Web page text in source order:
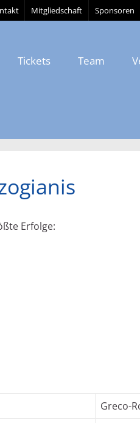
Mitgliedschaft Sponsoren
Tickets Team
Erfolge:
Greco-